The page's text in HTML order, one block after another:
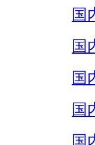
国
国
国
国
国